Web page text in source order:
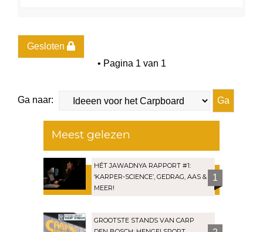
Gesloten
• Pagina 1 van 1
Ga naar:
Meest gelezen
HÉT JAWADNYA RAPPORT #1:
‘KARPER-SCIENCE’, GEDRAG, AAS &
MEER!
1
GROOTSTE STANDS VAN CARP